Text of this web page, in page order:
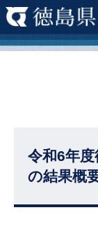
令和6年
の結果概